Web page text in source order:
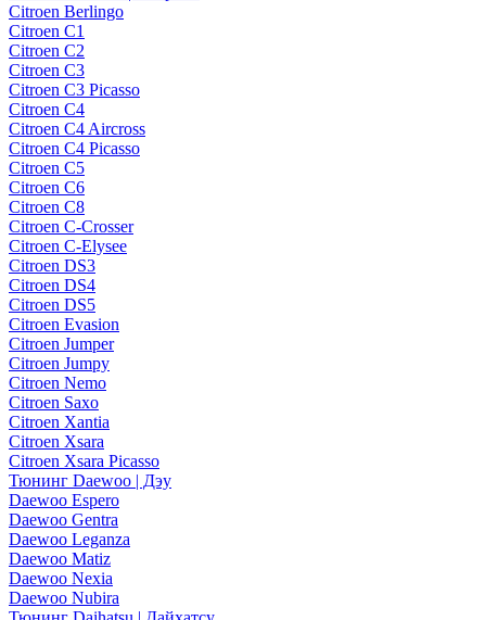
Citroen Berlingo
Citroen C1
Citroen C2
Citroen C3
Citroen C3 Picasso
Citroen C4
Citroen C4 Aircross
Citroen C4 Picasso
Citroen C5
Citroen C6
Citroen C8
Citroen C-Crosser
Citroen C-Elysee
Citroen DS3
Citroen DS4
Citroen DS5
Citroen Evasion
Citroen Jumper
Citroen Jumpy
Citroen Nemo
Citroen Saxo
Citroen Xantia
Citroen Xsara
Citroen Xsara Picasso
Тюнинг Daewoo | Дэу
Daewoo Espero
Daewoo Gentra
Daewoo Leganza
Daewoo Matiz
Daewoo Nexia
Daewoo Nubira